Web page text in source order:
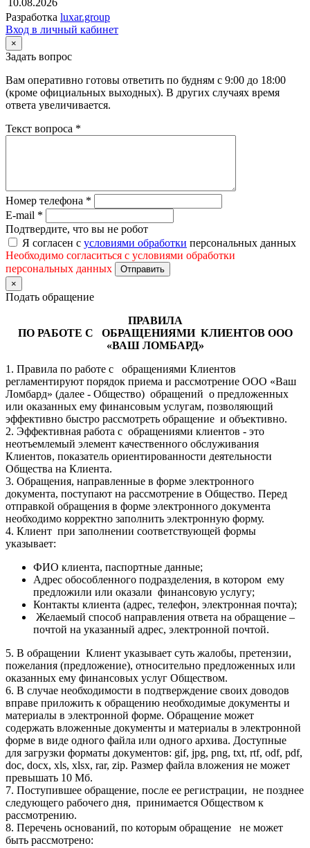
10.08.2026
Разработка luxar.group
Вход в личный кабинет
×
Задать вопрос
Вам оперативно готовы ответить по будням с 9:00 до 18:00
(кроме официальных выходных). В других случаях время
ответа увеличивается.
Текст вопроса *
Номер телефона *
E-mail *
Подтвердите, что вы не робот
Я согласен с условиями обработки персональных данных
Необходимо согласиться с условиями обработки
персональных данных
Отправить
×
Подать обращение
ПРАВИЛА
ПО РАБОТЕ С ОБРАЩЕНИЯМИ КЛИЕНТОВ ООО
«ВАШ ЛОМБАРД»
1. Правила по работе с обращениями Клиентов
регламентируют порядок приема и рассмотрение ООО «Ваш
Ломбард» (далее - Общество) обращений о предложенных
или оказанных ему финансовым услугам, позволяющий
эффективно быстро рассмотреть обращение и объективно.
2. Эффективная работа с обращениями клиентов - это
неотъемлемый элемент качественного обслуживания
Клиентов, показатель ориентированности деятельности
Общества на Клиента.
3. Обращения, направленные в форме электронного
документа, поступают на рассмотрение в Общество. Перед
отправкой обращения в форме электронного документа
необходимо корректно заполнить электронную форму.
4. Клиент при заполнении соответствующей формы
указывает:
ФИО клиента, паспортные данные;
Адрес обособленного подразделения, в котором ему
предложили или оказали финансовую услугу;
Контакты клиента (адрес, телефон, электронная почта);
Желаемый способ направления ответа на обращение –
почтой на указанный адрес, электронной почтой.
5. В обращении Клиент указывает суть жалобы, претензии,
пожелания (предложение), относительно предложенных или
оказанных ему финансовых услуг Обществом.
6. В случае необходимости в подтверждение своих доводов
вправе приложить к обращению необходимые документы и
материалы в электронной форме. Обращение может
содержать вложенные документы и материалы в электронной
форме в виде одного файла или одного архива. Доступные
для загрузки форматы документов: gif, jpg, png, txt, rtf, odf, pdf,
doc, docx, xls, xlsx, rar, zip. Размер файла вложения не может
превышать 10 Мб.
7. Поступившее обращение, после ее регистрации, не позднее
следующего рабочего дня, принимается Обществом к
рассмотрению.
8. Перечень оснований, по которым обращение не может
быть рассмотрено: